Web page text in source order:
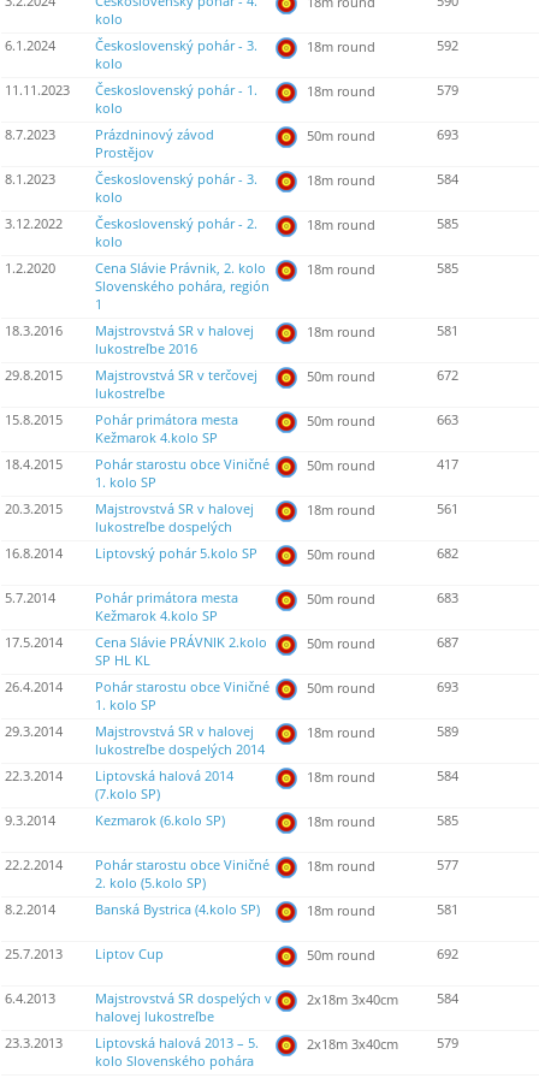
kolo
6.1.2024
Československý pohár - 3.
kolo
18m round 592
11.11.2023
Československý pohár - 1.
kolo
18m round 579
8.7.2023
Prázdninový závod
Prostějov
50m round 693
8.1.2023
Československý pohár - 3.
kolo
18m round 584
3.12.2022
Československý pohár - 2.
kolo
18m round 585
1.2.2020
Cena Slávie Právnik, 2. kolo
Slovenského pohára, región
1
18m round 585
18.3.2016
Majstrovstvá SR v halovej
lukostreľbe 2016
18m round 581
29.8.2015
Majstrovstvá SR v terčovej
lukostreľbe
50m round 672
15.8.2015
Pohár primátora mesta
Kežmarok 4.kolo SP
50m round 663
18.4.2015
Pohár starostu obce Viničné
1. kolo SP
50m round 417
20.3.2015
Majstrovstvá SR v halovej
lukostreľbe dospelých
18m round 561
16.8.2014 Liptovský pohár 5.kolo SP 50m round 682
5.7.2014
Pohár primátora mesta
Kežmarok 4.kolo SP
50m round 683
17.5.2014
Cena Slávie PRÁVNIK 2.kolo
SP HL KL
50m round 687
26.4.2014
Pohár starostu obce Viničné
1. kolo SP
50m round 693
29.3.2014
Majstrovstvá SR v halovej
lukostreľbe dospelých 2014
18m round 589
22.3.2014
Liptovská halová 2014
(7.kolo SP)
18m round 584
9.3.2014 Kezmarok (6.kolo SP) 18m round 585
22.2.2014
Pohár starostu obce Viničné
2. kolo (5.kolo SP)
18m round 577
8.2.2014 Banská Bystrica (4.kolo SP) 18m round 581
25.7.2013 Liptov Cup 50m round 692
6.4.2013
Majstrovstvá SR dospelých v
halovej lukostreľbe
2x18m 3x40cm 584
23.3.2013
Liptovská halová 2013 – 5.
kolo Slovenského pohára
2x18m 3x40cm 579